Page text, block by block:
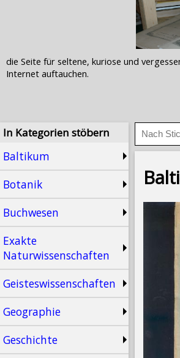
die Seite für seltene, kuriose und
Internet auftauchen.
In Kategorien stöbern
Baltikum
Botanik
Buchwesen
Exakte
Naturwissenschaften
Geisteswissenschaften
Geographie
Geschichte